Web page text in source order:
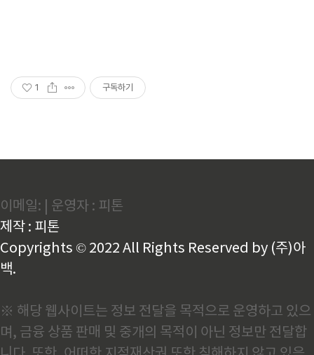
1 구독하기
이메일: | 운영자 : 피톤
제작 : 피톤
Copyrights © 2022 All Rights Reserved by (주)아
백.
※ 해당 웹사이트는 정보 전달을 목적으로 운영하고 있으
며, 금융 상품 판매 및 중개의 목적이 아닌 정보만 전달합